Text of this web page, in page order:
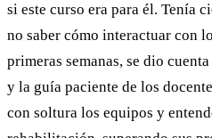
si este curso era para él. Tenía
no saber cómo interactuar con
primeras semanas, se dio
y la guía paciente de los
con soltura los equipos y